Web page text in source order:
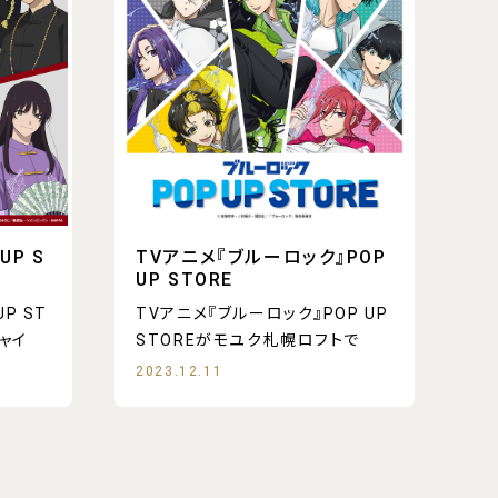
S
ST
イ
TVアニメ『ブルーロック』POP
UP STORE
TVアニメ『ブルーロック』POP UP
STOREがモユク札幌ロフトで
2023.12.11